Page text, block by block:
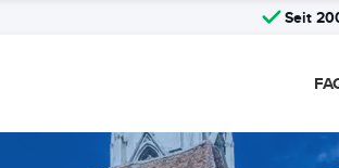
Seit